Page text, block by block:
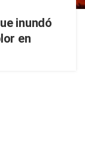
inundó
en